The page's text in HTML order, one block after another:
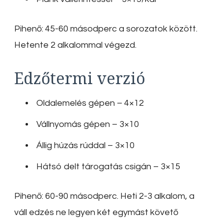
Pihenő: 45-60 másodperc a sorozatok között.
Hetente 2 alkalommal végezd.
Edzőtermi verzió
Oldalemelés gépen – 4×12
Vállnyomás gépen – 3×10
Állig húzás rúddal – 3×10
Hátsó delt tárogatás csigán – 3×15
Pihenő: 60-90 másodperc. Heti 2-3 alkalom, a
váll edzés ne legyen két egymást követő